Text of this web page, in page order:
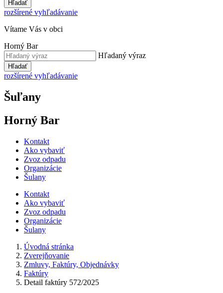
Hľadať
rozšírené vyhľadávanie
Vítame Vás v obci
Horný Bar
Hľadaný výraz
Hľadať
rozšírené vyhľadávanie
Šuľany
Horný Bar
Kontakt
Ako vybaviť
Zvoz odpadu
Organizácie
Šulany
Kontakt
Ako vybaviť
Zvoz odpadu
Organizácie
Šulany
Úvodná stránka
Zverejňovanie
Zmluvy, Faktúry, Objednávky
Faktúry
Detail faktúry 572/2025